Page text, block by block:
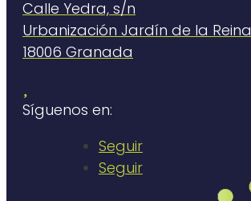
Calle Yedra, s/n
Urbanización Jardín de la Reina
18006 Granada
Síguenos en:
Seguir
Seguir